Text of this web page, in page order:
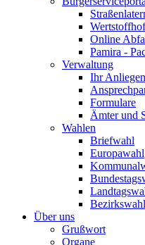
Wertstoffhof
Online
Pamira -
Verwaltung
Ihr Anliegen
Formulare
Ämter und
Wahlen
Briefwahl
Europawahl
Bezirkswahl
Über uns
Grußwort
Organe